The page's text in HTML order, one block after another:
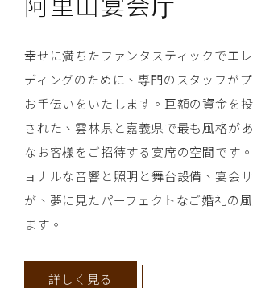
阿里山宴会庁
幸せに満ちたファンタスティックでエ
ディングのために、専門のスタッフが
お手伝いをいたします。巨額の資金を
された、雲林県と嘉義県で最も風格が
なお客様をご招待する宴席の空間です
ョナルな音響と照明と舞台設備、宴会
が、夢に見たパーフェクトなご婚礼の
ます。
詳しく見る